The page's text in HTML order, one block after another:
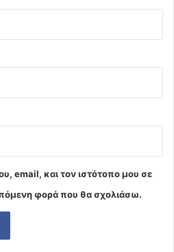
email, και τον ιστότοπο μου σε
φορά που θα σχολιάσω.